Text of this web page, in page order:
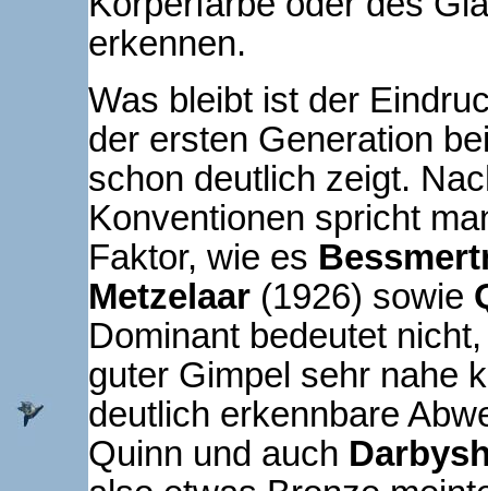
erkennen.
Was bleibt ist der
der ersten Generation
schon deutlich zeigt.
Konventionen spricht
Faktor, wie es
Metzelaar (1926) sowie
Dominant bedeutet
guter Gimpel sehr nahe
deutlich erkennbare
Quinn und auch